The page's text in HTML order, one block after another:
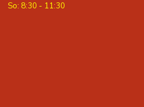
So: 8:30 - 11:30